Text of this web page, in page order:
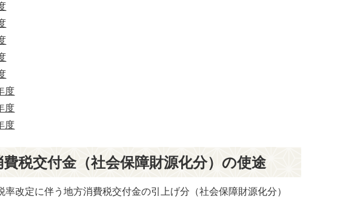
度
度
度
税交付金（社会保障財源化分）の使途
改定に伴う地方消費税交付金の引上げ分（社会保障財源化分）